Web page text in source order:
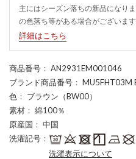
主にはシーズン落ちの新品になり
の色落ち等がある場合がございま
詳細はこちら
商品番号 ： AN2931EM001046
ブランド商品番号 ： MU5FHT03M
色 ： ブラウン（BW00）
素材 ： 綿100％
原産国 ： 中国
洗濯記号 ：
洗濯表示について